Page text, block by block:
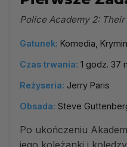
Police Academy 2:
Gatunek: Komedia,
Czas trwania: 1 godz. 37
Reżyseria: Jerry Paris
Obsada: Steve
Po ukończeniu
jego koleżanki i